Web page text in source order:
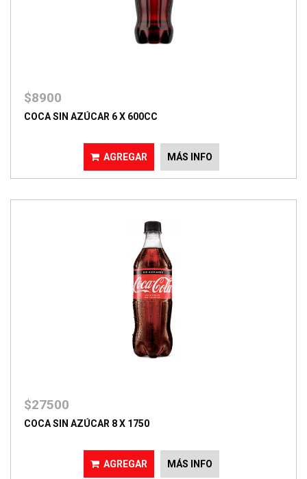
$8900
COCA SIN AZÚCAR 6 X 600CC
AGREGAR MÁS INFO
$27500
COCA SIN AZÚCAR 8 X 1750
AGREGAR MÁS INFO